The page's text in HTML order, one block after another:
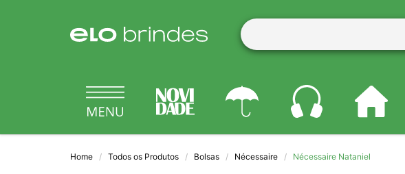
Home Todos os Produtos Bolsas Nécessaire Nécessaire Nataniel